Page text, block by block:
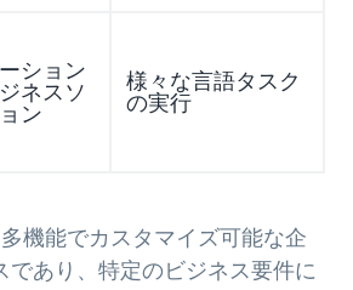
ション
ネスソ
ン
様々な言語タスク
の実行
機能でカスタマイズ可能な企
であり、特定のビジネス要件に